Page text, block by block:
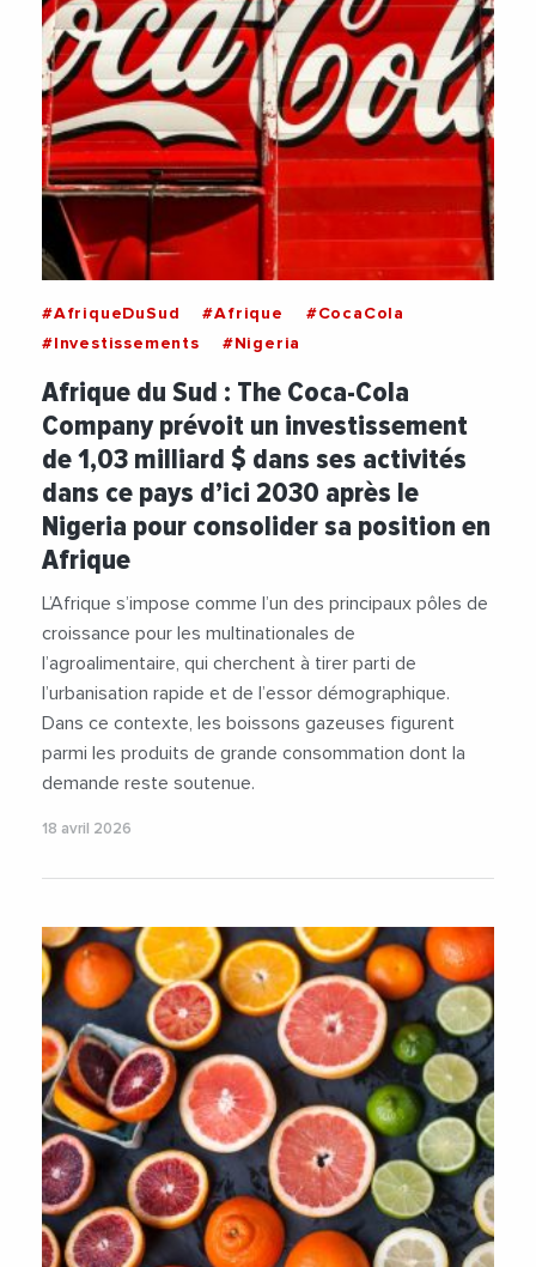
#AfriqueDuSud #Afrique
#CocaCola
#Investissements
#Nigeria
Afrique du Sud : The Coca-Cola
Company prévoit un investissement
de 1,03 milliard $ dans ses activités
dans ce pays d’ici 2030 après le
Nigeria pour consolider sa position en
Afrique
L’Afrique s’impose comme l’un des principaux pôles de
croissance pour les multinationales de
l’agroalimentaire, qui cherchent à tirer parti de
l’urbanisation rapide et de l’essor démographique.
Dans ce contexte, les boissons gazeuses figurent
parmi les produits de grande consommation dont la
demande reste soutenue.
18 avril 2026